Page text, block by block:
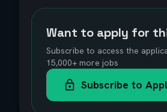
Want to apply for
Subscribe to access the
15,000+ more jobs
Subscribe to